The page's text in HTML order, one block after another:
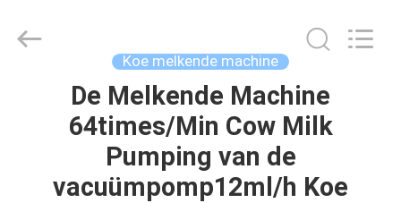
PRODUCTEN
Export
Koe melkende machine
De Melkende Machine
64times/Min Cow Milk
Pumping van de
vacuümpomp12ml/h Koe